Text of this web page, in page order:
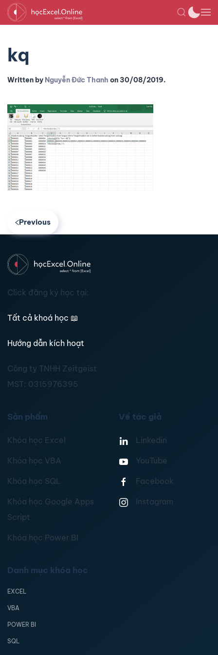
kq
Written by Nguyễn Đức Thanh on 30/08/2019.
Previous
Click đăng ký học tại:
Tất cả khoá học 📖
Hướng dẫn kích hoạt
Công ty TNHH Zeitgeist
MST: 0315976395
Sản phẩm
Khóa học Excel
Khóa học VBA
Khóa học SQL
Khóa học Google Apps
Script
Khóa học Power BI
Về tác giả
Linkedin
YouTube
Facebook
Instagram
Danh mục khóa học
EXCEL
VBA
POWER BI
SQL